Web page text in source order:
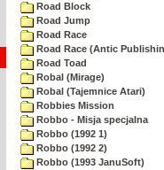
Road Block
Road Jump
Road Race
Road Race (Antic
Road Toad
Robal (Mirage)
Robal (Tajemnice Atari)
Robbies Mission
Robbo - Misja specjalna
Robbo (1992 1)
Robbo (1992 2)
Robbo (1993 JanuSoft)